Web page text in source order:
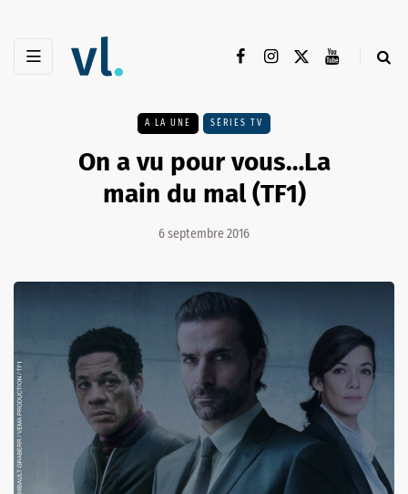
A LA UNE SÉRIES TV
On a vu pour vous…La
main du mal (TF1)
6 septembre 2016